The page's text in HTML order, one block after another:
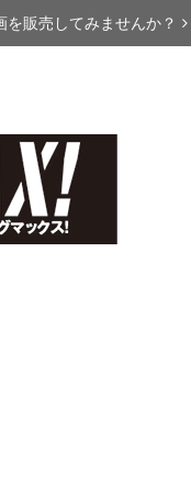
を販売してみませんか？